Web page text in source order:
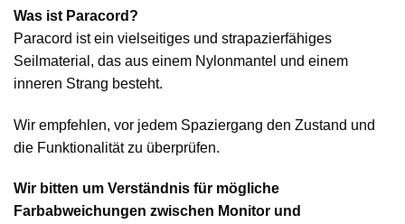
Was ist Paracord?
Paracord ist ein vielseitiges und strapazierfähiges
Seilmaterial, das aus einem Nylonmantel und einem
inneren Strang besteht.
Wir empfehlen, vor jedem Spaziergang den Zustand und
die Funktionalität zu überprüfen.
Wir bitten um Verständnis für mögliche
Farbabweichungen zwischen Monitor und